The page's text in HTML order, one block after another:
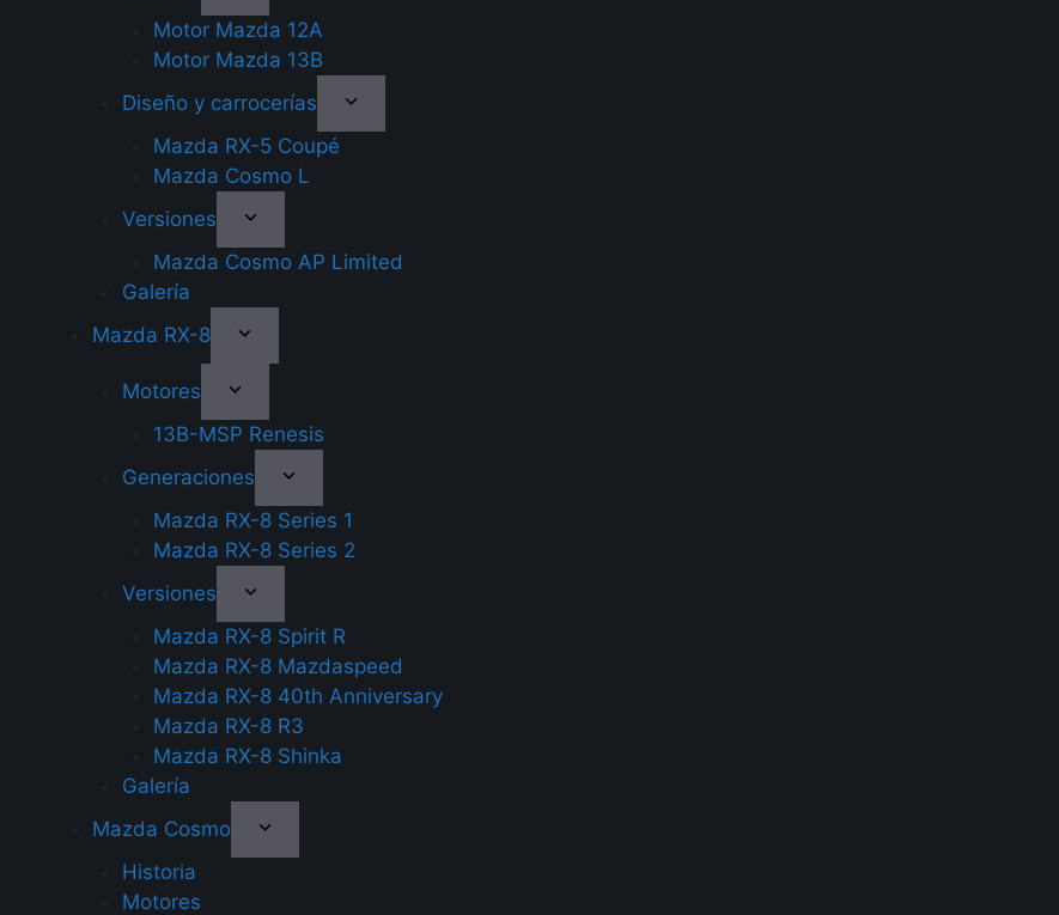
Motor Mazda 12A
Motor Mazda 13B
Diseño y carrocerías
Mazda RX-5 Coupé
Mazda Cosmo L
Versiones
Mazda Cosmo AP Limited
Galería
Mazda RX-8
Motores
13B-MSP Renesis
Generaciones
Mazda RX-8 Series 1
Mazda RX-8 Series 2
Versiones
Mazda RX-8 Spirit R
Mazda RX-8 Mazdaspeed
Mazda RX-8 40th Anniversary
Mazda RX-8 R3
Mazda RX-8 Shinka
Galería
Mazda Cosmo
Historia
Motores